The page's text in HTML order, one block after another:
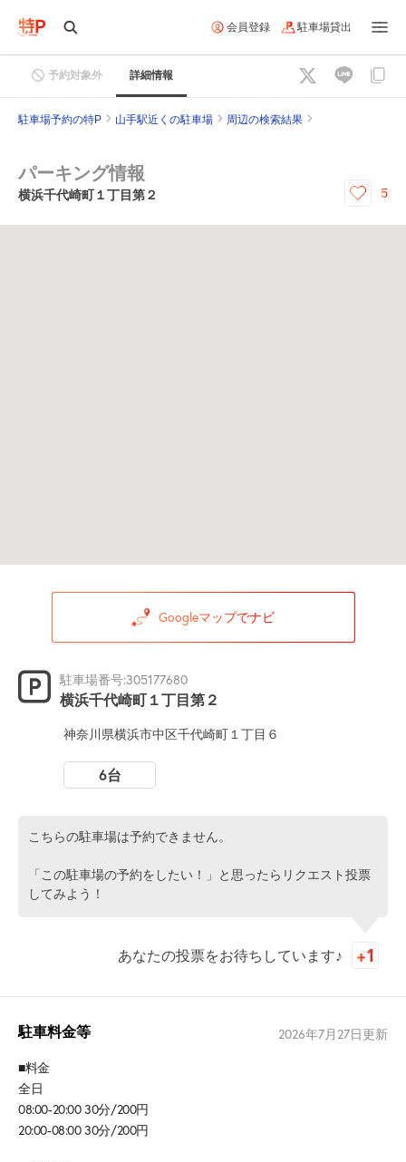
会員登録 駐車場貸出
予約対象外 詳細情報
駐車場予約の特P 山手駅近くの駐車場 周辺の検索結果
パーキング情報
横浜千代崎町１丁目第２ 5
Googleマップでナビ
駐車場番号:305177680
横浜千代崎町１丁目第２
神奈川県横浜市中区千代崎町１丁目６
6台
こちらの駐車場は予約できません。
「この駐車場の予約をしたい！」と思ったらリクエスト投票
してみよう！
あなたの投票をお待ちしています♪
駐車料金等 2026年7月27日更新
■料金
全日
08:00-20:00 30分/200円
20:00-08:00 30分/200円